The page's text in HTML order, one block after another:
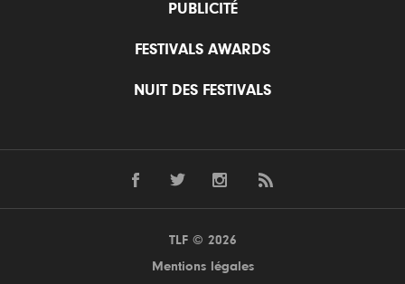
PUBLICITÉ
FESTIVALS AWARDS
NUIT DES FESTIVALS
TLF © 2026
Mentions légales